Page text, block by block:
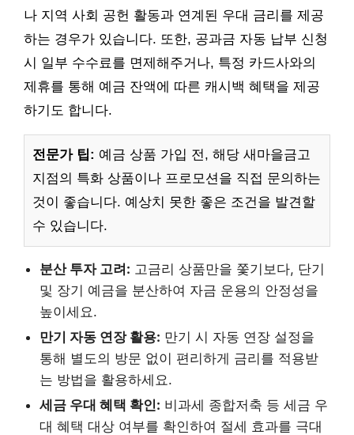
나 지역 사회 공헌 활동과 연계된 우대 금리를 제공
하는 경우가 있습니다. 또한, 공과금 자동 납부 신청
시 일부 수수료를 면제해주거나, 특정 카드사와의
제휴를 통해 예금 잔액에 따른 캐시백 혜택을 제공
하기도 합니다.
전문가 팁: 예금 상품 가입 전, 해당 새마을금고
지점의 특화 상품이나 프로모션을 직접 문의하는
것이 좋습니다. 예상치 못한 좋은 조건을 발견할
수 있습니다.
분산 투자 고려: 고금리 상품만을 쫓기보다, 단기
및 장기 예금을 분산하여 자금 운용의 안정성을
높이세요.
만기 자동 연장 활용: 만기 시 자동 연장 설정을
통해 별도의 방문 없이 편리하게 금리를 적용받
는 방법을 활용하세요.
세금 우대 혜택 확인: 비과세 종합저축 등 세금 우
대 혜택 대상 여부를 확인하여 절세 효과를 극대